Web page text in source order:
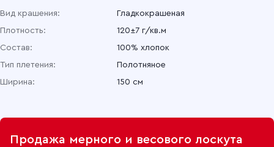
Вид крашения:
Гладкокрашеная
Плотность:
120±7 г/кв.м
Состав:
100% хлопок
Тип плетения:
Полотняное
Ширина:
150 см
Продажа мерного и весового лоскута